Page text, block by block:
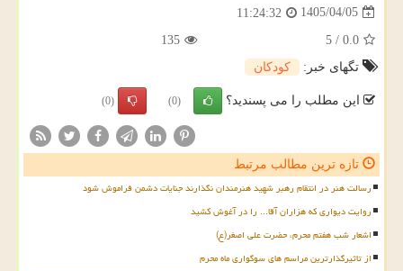
1405/04/05
11:24:32
0.0
/
5
135
تگهای خبر:
كودكان
این مطلب را می پسندید؟ (0)
(0)
تازه ترین مطالب مرتبط
رسالت هنر در انتقام رهبر شهید هنرمندان نگذارند جنایات دشمن فراموش شود
روایت دیواری که هزاران آقا... را در آغوش کشید
اشعار شب هفتم محرم، حضرت علی اصغر(ع)
از تاثیرگذارترین مراسم های سوگواری ماه محرم